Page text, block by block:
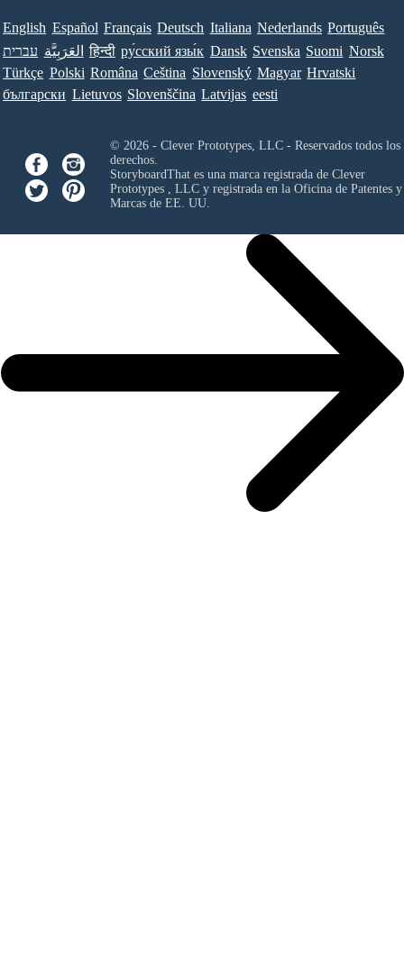
English Español Français Deutsch Italiana Nederlands Português
עברית العَرَبِيَّة हिन्दी ру́сский язы́к Dansk Svenska Suomi Norsk
Türkçe Polski Româna Ceština Slovenský Magyar Hrvatski
български Lietuvos Slovenščina Latvijas eesti
© 2026 - Clever Prototypes, LLC - Reservados todos los
derechos.
StoryboardThat es una marca registrada de Clever
Prototypes , LLCy registrada en la Oficina de Patentes y
Marcas de EE. UU.